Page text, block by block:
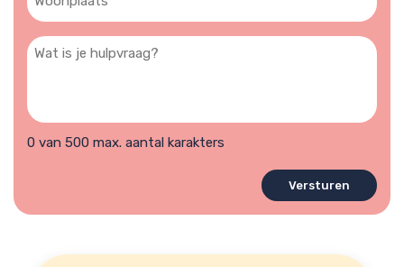
(Vereist)
Wat
hulpvraag?
0 van 500 max. aantal karakters